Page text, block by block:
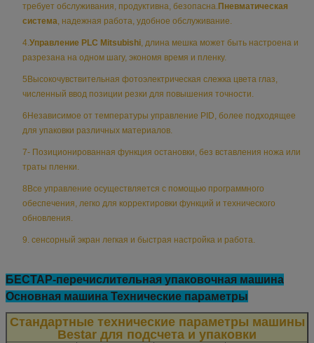
требует обслуживания, продуктивна, безопасна. Пневматическая
система , надежная работа, удобное обслуживание.
4. Управление PLC Mitsubishi , длина мешка может быть настроена и
разрезана на одном шагу, экономя время и пленку.
5Высокочувствительная фотоэлектрическая слежка цвета глаз,
численный ввод позиции резки для повышения точности.
6Независимое от температуры управление PID, более подходящее
для упаковки различных материалов.
7- Позиционированная функция остановки, без вставления ножа или
траты пленки.
8Все управление осуществляется с помощью программного
обеспечения, легко для корректировки функций и технического
обновления.
9. сенсорный экран легкая и быстрая настройка и работа.
БЕСТАР-перечислительная упаковочная машина
Основная машина Технические параметры
Стандартные технические параметры машины
Bestar для подсчета и упаковки